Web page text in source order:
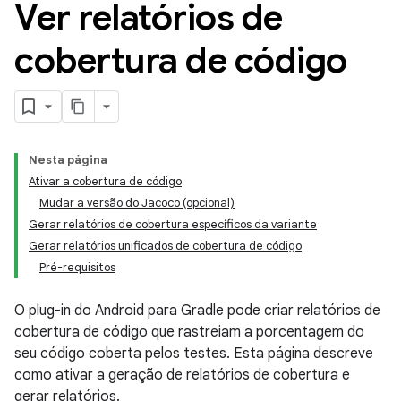
Ver relatórios de
cobertura de código
Nesta página
Ativar a cobertura de código
Mudar a versão do Jacoco (opcional)
Gerar relatórios de cobertura específicos da variante
Gerar relatórios unificados de cobertura de código
Pré-requisitos
O plug-in do Android para Gradle pode criar relatórios de
cobertura de código que rastreiam a porcentagem do
seu código coberta pelos testes. Esta página descreve
como ativar a geração de relatórios de cobertura e
gerar relatórios.